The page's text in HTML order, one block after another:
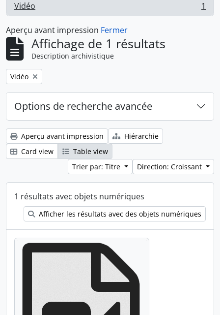
Vidéo
, 1 résultats 1
Aperçu avant impression Fermer
Affichage de 1 résultats
Description archivistique
Remove filter:
Vidéo
Options de recherche avancée
Aperçu avant impression
Hiérarchie
Card view
Table view
Trier par: Titre
Direction: Croissant
1 résultats avec objets numériques
Afficher les résultats avec des objets numériques